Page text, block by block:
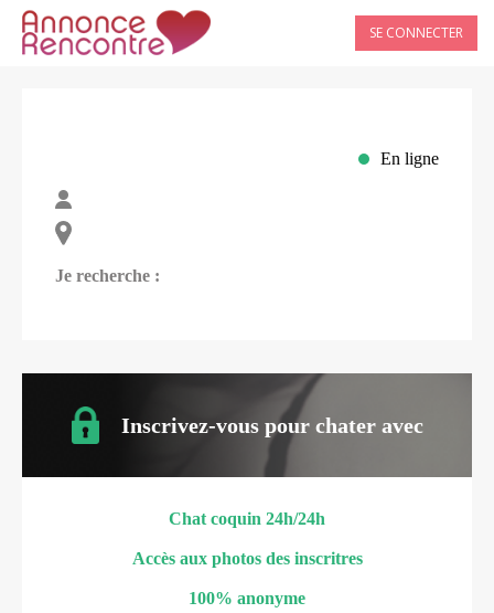
SE CONNECTER
En ligne
Je recherche :
Inscrivez-vous pour chater avec
Chat coquin 24h/24h
Accès aux photos des inscritres
100% anonyme